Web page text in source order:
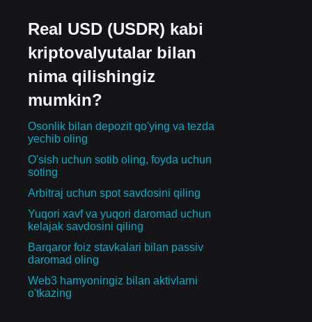
Real USD (USDR) kabi
kriptovalyutalar bilan
nima qilishingiz
mumkin?
Osonlik bilan depozit qo'ying va tezda
yechib oling
O'sish uchun sotib oling, foyda uchun
soting
Arbitraj uchun spot savdosini qiling
Yuqori xavf va yuqori daromad uchun
kelajak savdosini qiling
Barqaror foiz stavkalari bilan passiv
daromad oling
Web3 hamyoningiz bilan aktivlarni
o'tkazing